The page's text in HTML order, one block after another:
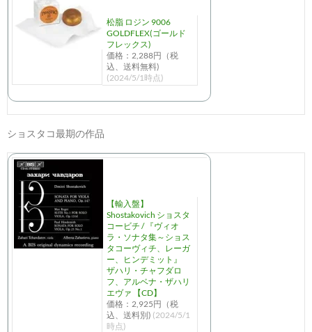
松脂 ロジン 9006
GOLDFLEX(ゴールド
フレックス)
価格：2,288円（税
込、送料無料)
(2024/5/1時点)
ショスタコ最期の作品
【輸入盤】
Shostakovich ショスタ
コービチ / 『ヴィオ
ラ・ソナタ集～ショス
タコーヴィチ、レーガ
ー、ヒンデミット』
ザハリ・チャフダロ
フ、アルベナ・ザハリ
エヴァ 【CD】
価格：2,925円（税
込、送料別) (2024/5/1
時点)